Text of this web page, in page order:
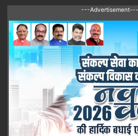
---Advertisement---